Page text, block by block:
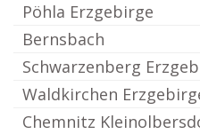
Pöhla Erzgebirge
Bernsbach
Schwarzenberg
Waldkirchen
Chemnitz